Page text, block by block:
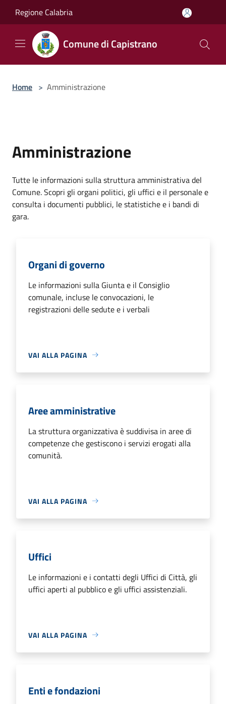
Regione Calabria
Comune di Capistrano
Home > Amministrazione
Amministrazione
Tutte le informazioni sulla struttura amministrativa del
Comune. Scopri gli organi politici, gli uffici e il personale e
consulta i documenti pubblici, le statistiche e i bandi di
gara.
Organi di governo
Le informazioni sulla Giunta e il Consiglio
comunale, incluse le convocazioni, le
registrazioni delle sedute e i verbali
VAI ALLA PAGINA
Aree amministrative
La struttura organizzativa è suddivisa in aree di
competenze che gestiscono i servizi erogati alla
comunità.
VAI ALLA PAGINA
Uffici
Le informazioni e i contatti degli Uffici di Città, gli
uffici aperti al pubblico e gli uffici assistenziali.
VAI ALLA PAGINA
Enti e fondazioni